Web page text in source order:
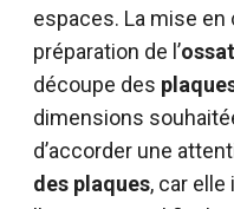
espaces. La mise
préparation de l’
découpe des
dimensions
d’accorder une
des plaques, car